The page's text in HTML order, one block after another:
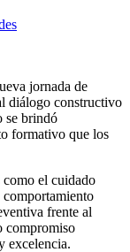
jornada de
diálogo constructivo
se brindó
formativo que los
como el cuidado
comportamiento
frente al
compromiso
excelencia.